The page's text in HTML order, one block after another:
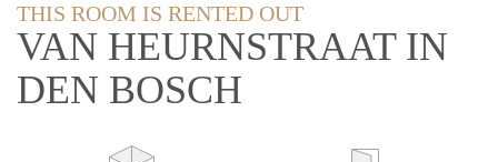
THIS ROOM IS RENTED OUT
VAN HEURNSTRAAT IN
DEN BOSCH